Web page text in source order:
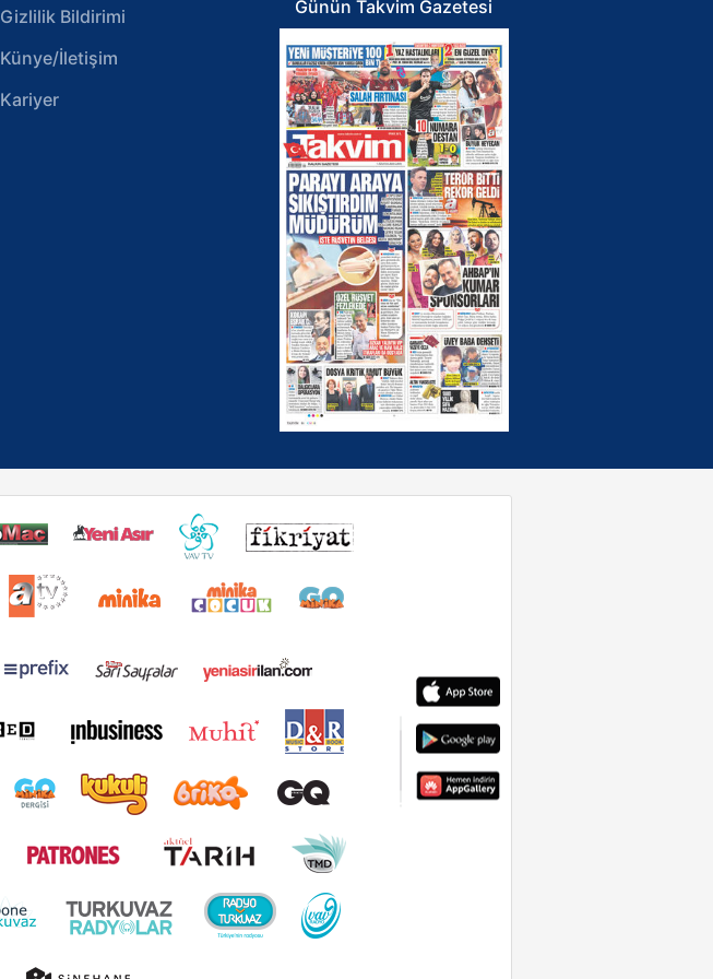
Gizlilik Bildirimi
Künye/İletişim
Kariyer
Günün Takvim Gazetesi